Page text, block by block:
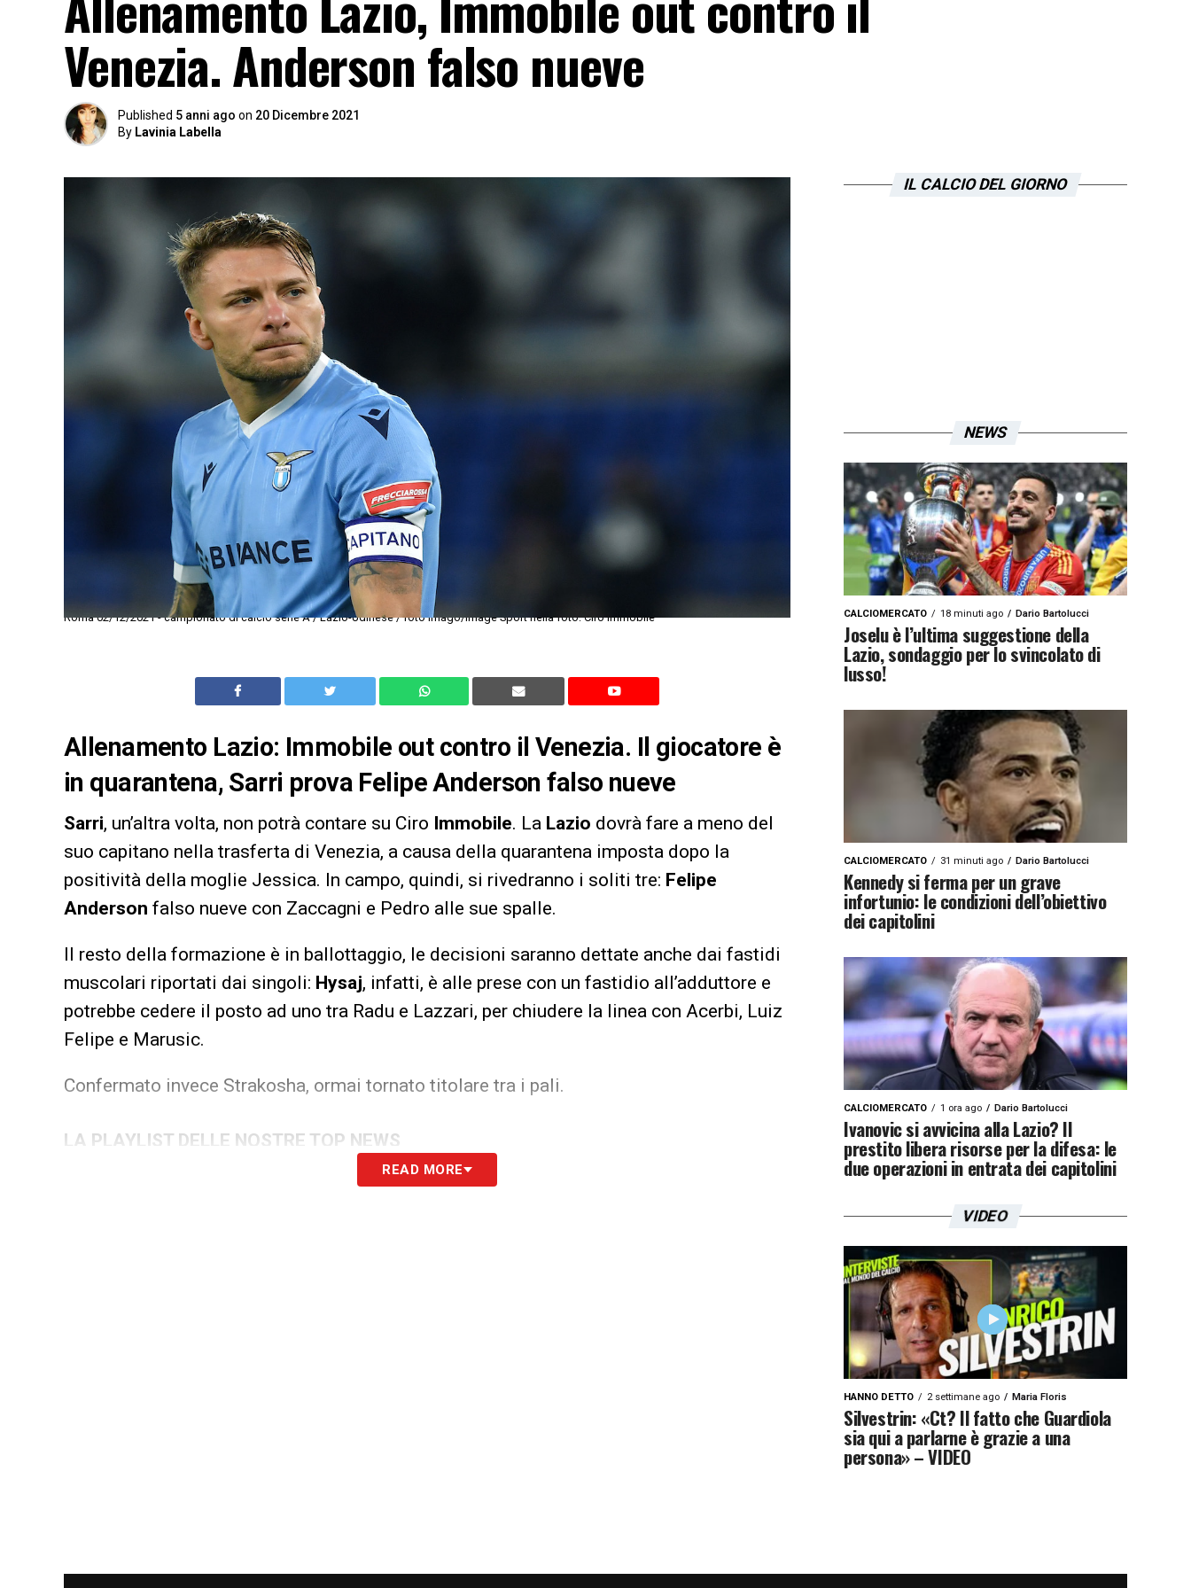
Venezia. Anderson falso nueve
Published 5 anni ago on 20 Dicembre 2021
By Lavinia Labella
Roma 02/12/2021 - campionato di calcio serie A / Lazio-Udinese / foto Imago/Image Sport nella foto: Ciro Immobile
Allenamento Lazio: Immobile out contro il Venezia. Il giocatore è
in quarantena, Sarri prova Felipe Anderson falso nueve
Sarri, un’altra volta, non potrà contare su Ciro Immobile. La Lazio dovrà fare a meno del
suo capitano nella trasferta di Venezia, a causa della quarantena imposta dopo la
positività della moglie Jessica. In campo, quindi, si rivedranno i soliti tre: Felipe
Anderson falso nueve con Zaccagni e Pedro alle sue spalle.
Il resto della formazione è in ballottaggio, le decisioni saranno dettate anche dai fastidi
muscolari riportati dai singoli: Hysaj, infatti, è alle prese con un fastidio all’adduttore e
potrebbe cedere il posto ad uno tra Radu e Lazzari, per chiudere la linea con Acerbi, Luiz
Felipe e Marusic.
Confermato invece Strakosha, ormai tornato titolare tra i pali.
LA PLAYLIST DELLE NOSTRE TOP NEWS
READ MORE
IL CALCIO DEL GIORNO
NEWS
CALCIOMERCATO 18 minuti ago Dario Bartolucci
Joselu è l’ultima suggestione della
Lazio, sondaggio per lo svincolato di
lusso!
CALCIOMERCATO 31 minuti ago Dario Bartolucci
Kennedy si ferma per un grave
infortunio: le condizioni dell’obiettivo
dei capitolini
CALCIOMERCATO 1 ora ago Dario Bartolucci
Ivanovic si avvicina alla Lazio? Il
prestito libera risorse per la difesa: le
due operazioni in entrata dei capitolini
VIDEO
HANNO DETTO 2 settimane ago Maria Floris
Silvestrin: «Ct? Il fatto che Guardiola
sia qui a parlarne è grazie a una
persona» – VIDEO